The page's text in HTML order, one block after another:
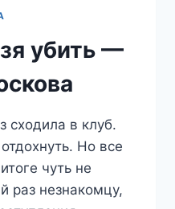
убить —
сходила в клуб.
Но все
чуть не
раз незнакомцу,